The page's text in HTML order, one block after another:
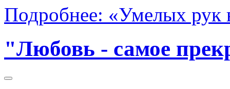
Подробнее: «Умелых рук
"Любовь - самое